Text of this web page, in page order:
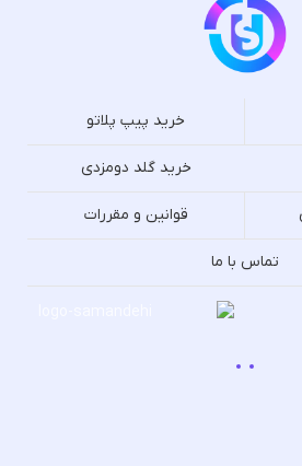
خرید پیپ پلاتو
خرید گلد دومزدی
قوانین و مقررات
تماس با ما